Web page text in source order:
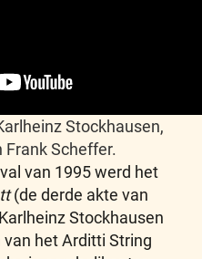
Stockhausen,
Scheffer.
van 1995 werd het
(de derde akte van
Stockhausen
het Arditti String